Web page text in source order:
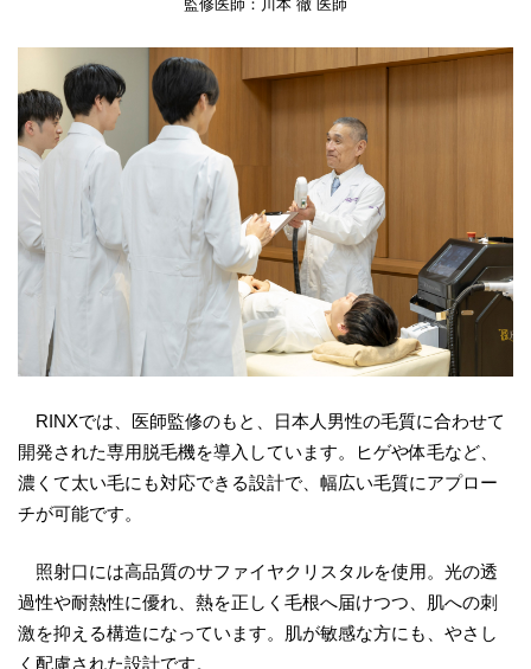
監修医師：川本 徹 医師
RINXでは、医師監修のもと、日本人男性の毛質に合わせて
開発された専用脱毛機を導入しています。ヒゲや体毛など、
濃くて太い毛にも対応できる設計で、幅広い毛質にアプロー
チが可能です。
照射口には高品質のサファイヤクリスタルを使用。光の透
過性や耐熱性に優れ、熱を正しく毛根へ届けつつ、肌への刺
激を抑える構造になっています。肌が敏感な方にも、やさし
く配慮された設計です。